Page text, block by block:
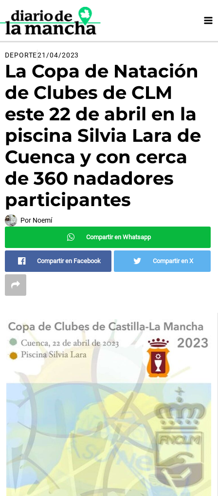
contenido
DEPORTE21/04/2023
La Copa de Natación
de Clubes de CLM
este 22 de abril en la
piscina Silvia Lara de
Cuenca y con cerca
de 360 nadadores
participantes
Por Noemí
Compartir en Whatsapp
Compartir en Facebook Compartir en X